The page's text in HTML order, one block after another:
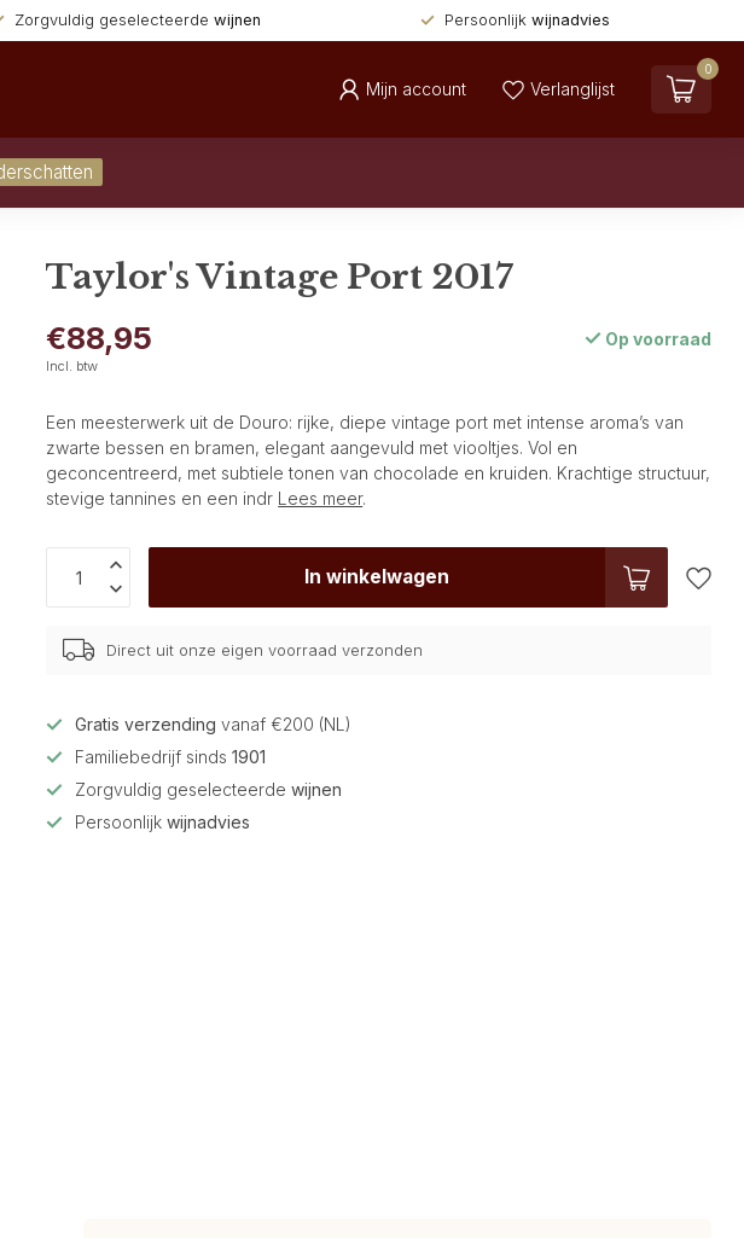
Zorgvuldig geselecteerde wijnen Persoonlijk wijnadvies
Mijn account Verlanglijst
0
Taylor's Vintage Port 2017
€88,95
Incl. btw
Op voorraad
Een meesterwerk uit de Douro: rijke, diepe vintage port met intense aroma’s van
zwarte bessen en bramen, elegant aangevuld met viooltjes. Vol en
geconcentreerd, met subtiele tonen van chocolade en kruiden. Krachtige structuur,
stevige tannines en een indr Lees meer.
In winkelwagen
Direct uit onze eigen voorraad verzonden
Gratis verzending vanaf €200 (NL)
Familiebedrijf sinds1901
Zorgvuldig geselecteerdewijnen
Persoonlijkwijnadvies